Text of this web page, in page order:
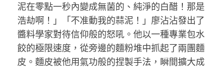
泥在零點一秒內變成無菌的、純淨的白醋！那是
浩劫啊！」「不准動我的蒜泥！」廖沾沾發出了
醬料學家對待信仰般的怒吼。他以一種專業包水
餃的極限速度，從旁邊的麵粉堆中抓起了兩團麵
皮。麵皮被他用氣功般的捏製手法，瞬間擴大成